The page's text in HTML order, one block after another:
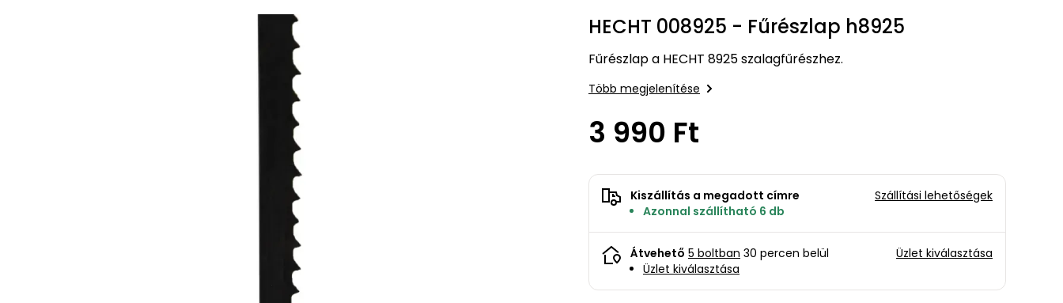
HECHT 008925 - Fűrészlap h8925
Fűrészlap a HECHT 8925 szalagfűrészhez.
Több megjelenítése
3 990 Ft
Kiszállítás a megadott címre
Azonnal szállítható 6 db
Szállítási lehetőségek
Átvehető 5 boltban 30 percen belül
Üzlet kiválasztása
Üzlet kiválasztása